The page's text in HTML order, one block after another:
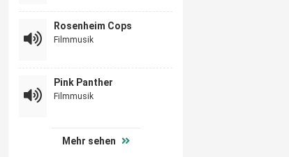
Rosenheim Cops
Filmmusik
Pink Panther
Filmmusik
Mehr sehen